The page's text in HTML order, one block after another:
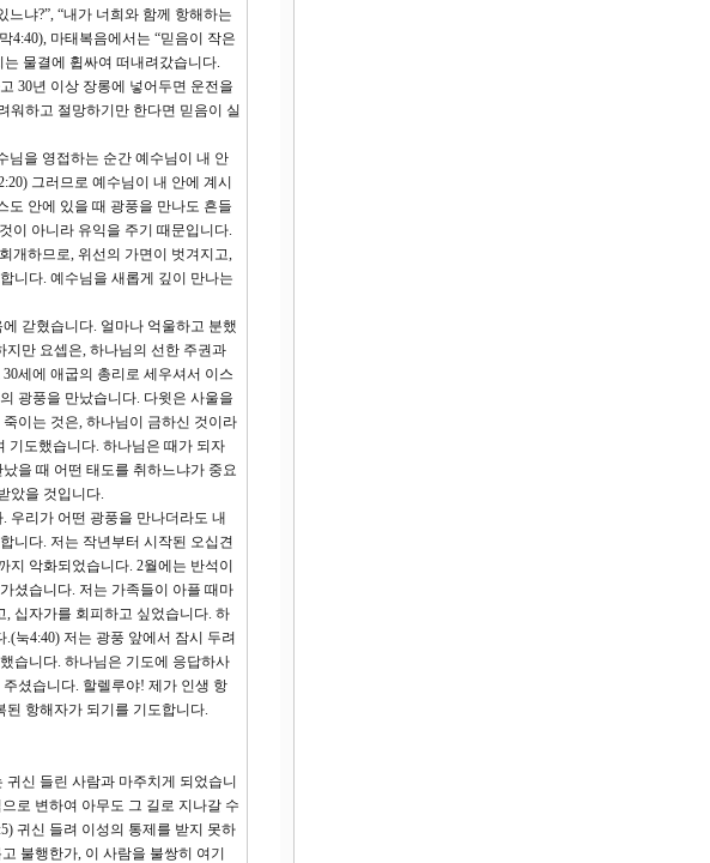
냐?”, “내가 너희와 함께 항해하는
4:40), 마태복음에서는 “믿음이 작은
물결에 휩싸여 떠내려갔습니다.
30년 이상 장롱에 넣어두면 운전을
워하고 절망하기만 한다면 믿음이 실
님을 영접하는 순간 예수님이 내 안
그러므로 예수님이 내 안에 계시
도 안에 있을 때 광풍을 만나도 흔들
이 아니라 유익을 주기 때문입니다.
개하므로, 위선의 가면이 벗겨지고,
니다. 예수님을 새롭게 깊이 만나는
갇혔습니다. 얼마나 억울하고 분했
지만 요셉은, 하나님의 선한 주권과
세에 애굽의 총리로 세우셔서 이스
광풍을 만났습니다. 다윗은 사울을
이는 것은, 하나님이 금하신 것이라
기도했습니다. 하나님은 때가 되자
을 때 어떤 태도를 취하느냐가 중요
았을 것입니다.
우리가 어떤 광풍을 만나더라도 내
니다. 저는 작년부터 시작된 오십견
악화되었습니다. 2월에는 반석이
셨습니다. 저는 가족들이 아플 때마
십자가를 회피하고 싶었습니다. 하
눅4:40) 저는 광풍 앞에서 잠시 두려
습니다. 하나님은 기도에 응답하사
셨습니다. 할렐루야! 제가 인생 항
항해자가 되기를 기도합니다.
신 들린 사람과 마주치게 되었습니
로 변하여 아무도 그 길로 지나갈 수
귀신 들려 이성의 통제를 받지 못하
불행한가, 이 사람을 불쌍히 여기